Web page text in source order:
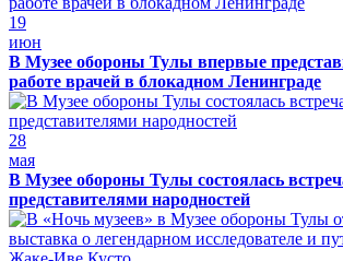
19
июн
В Музее обороны Тулы впервые
работе врачей в блокадном Ленинграде
28
мая
В Музее обороны Тулы состоялась
представителями народностей